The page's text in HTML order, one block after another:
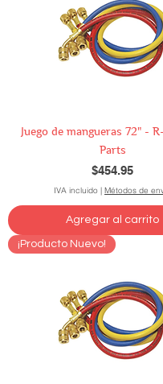
Juego de mangueras 72" -
Parts
Precio
$454.95
IVA incluido | Métodos de
Agregar al carrito
¡Producto Nuevo!